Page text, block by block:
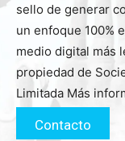
sello de generar
un enfoque 100%
medio digital más
propiedad de
Limitada Más
Contacto